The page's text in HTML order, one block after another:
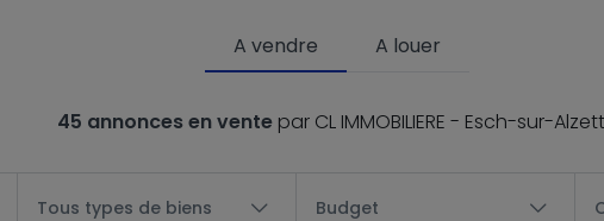
A vendre A louer
45 annonces en vente par CL IMMOBILIERE - Esch-sur-
Tous types de biens Budget